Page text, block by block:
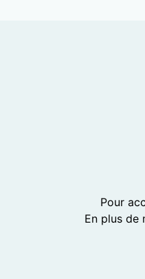
Pour
En plus de